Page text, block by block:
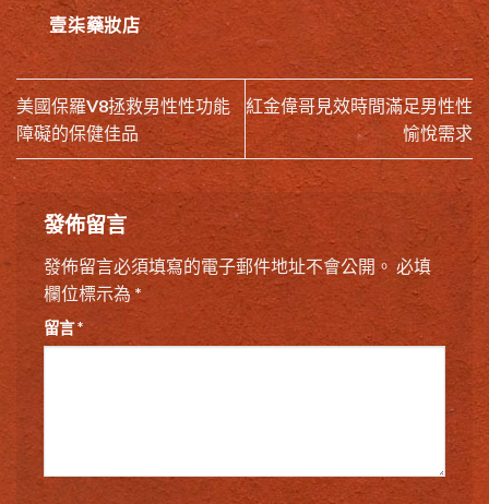
壹柒藥妝店
美國保羅V8拯救男性性功能
障礙的保健佳品
紅金偉哥見效時間滿足男性性
愉悅需求
發佈留言
發佈留言必須填寫的電子郵件地址不會公開。 必填
欄位標示為 *
留言*